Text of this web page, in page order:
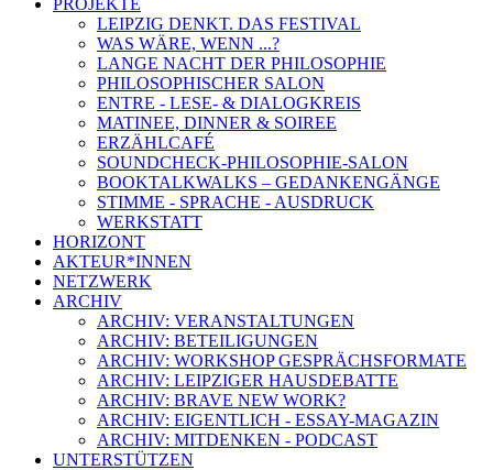
LEIPZIG DENKT. DAS FESTIVAL
WAS WÄRE, WENN ...?
LANGE NACHT DER PHILOSOPHIE
PHILOSOPHISCHER SALON
ENTRE - LESE- & DIALOGKREIS
MATINEE, DINNER & SOIREE
ERZÄHLCAFÉ
SOUNDCHECK-PHILOSOPHIE-SALON
BOOKTALKWALKS – GEDANKENGÄNGE
STIMME - SPRACHE - AUSDRUCK
WERKSTATT
HORIZONT
AKTEUR*INNEN
NETZWERK
ARCHIV
ARCHIV: VERANSTALTUNGEN
ARCHIV: BETEILIGUNGEN
ARCHIV: WORKSHOP GESPRÄCHSFORMATE
ARCHIV: LEIPZIGER HAUSDEBATTE
ARCHIV: BRAVE NEW WORK?
ARCHIV: EIGENTLICH - ESSAY-MAGAZIN
ARCHIV: MITDENKEN - PODCAST
UNTERSTÜTZEN